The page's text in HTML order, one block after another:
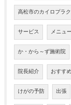
高松市のカイロプラ
サービス メニュー
か・から～ず施術院
院長紹介 おすす
けがの予防 出張